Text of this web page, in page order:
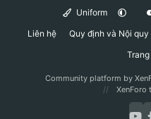
Uniform
Liên hệ
Quy định và Nội quy
Community platform by
XenForo